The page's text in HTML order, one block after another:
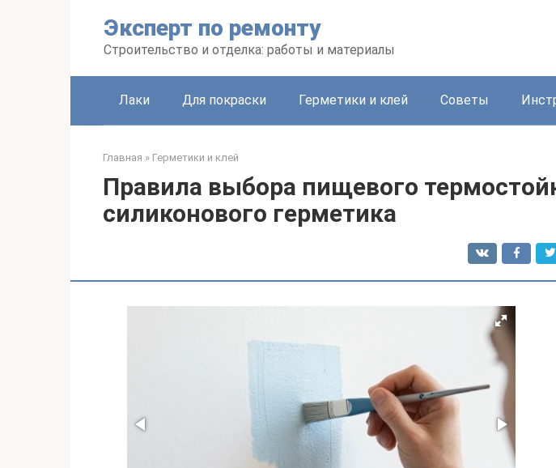
Эксперт по ремонту
Строительство и отделка: работы и материалы
Лаки Для покраски Герметики и клей Советы
Главная » Герметики и клей
Правила выбора пищевого
силиконового герметика